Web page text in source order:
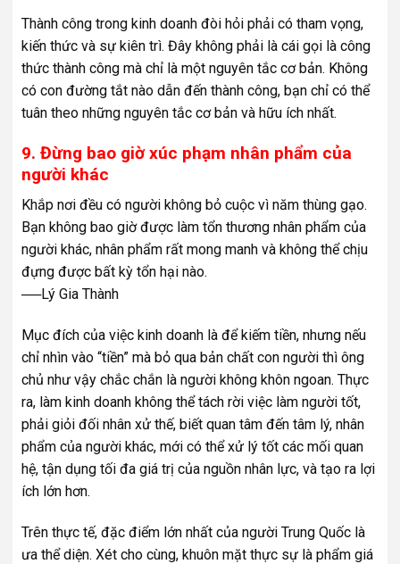
Thành công trong kinh doanh đòi hỏi phải có tham vọng,
kiến ​​thức và sự kiên trì. Đây không phải là cái gọi là công
thức thành công mà chỉ là một nguyên tắc cơ bản. Không
có con đường tắt nào dẫn đến thành công, bạn chỉ có thể
tuân theo những nguyên tắc cơ bản và hữu ích nhất.
9. Đừng bao giờ xúc phạm nhân phẩm của
người khác
Khắp nơi đều có người không bỏ cuộc vì năm thùng gạo.
Bạn không bao giờ được làm tổn thương nhân phẩm của
người khác, nhân phẩm rất mong manh và không thể chịu
đựng được bất kỳ tổn hại nào.
──Lý Gia Thành
Mục đích của việc kinh doanh là để kiếm tiền, nhưng nếu
chỉ nhìn vào “tiền” mà bỏ qua bản chất con người thì ông
chủ như vậy chắc chắn là người không khôn ngoan. Thực
ra, làm kinh doanh không thể tách rời việc làm người tốt,
phải giỏi đối nhân xử thế, biết quan tâm đến tâm lý, nhân
phẩm của người khác, mới có thể xử lý tốt các mối quan
hệ, tận dụng tối đa giá trị của nguồn nhân lực, và tạo ra lợi
ích lớn hơn.
Trên thực tế, đặc điểm lớn nhất của người Trung Quốc là
ưa thể diện. Xét cho cùng, khuôn mặt thực sự là phẩm giá